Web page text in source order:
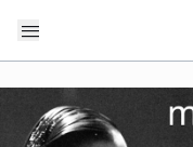
menu